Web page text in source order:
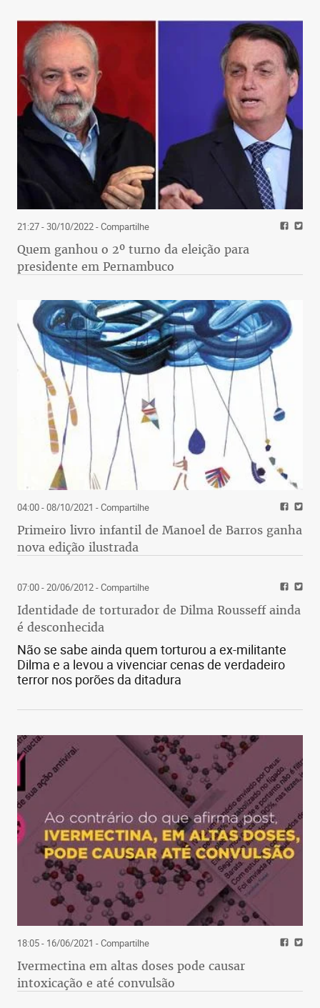
21:27 - 30/10/2022- Compartilhe
Quem ganhou o 2º turno da eleição para
presidente em Pernambuco
04:00 - 08/10/2021 - Compartilhe
Primeiro livro infantil de Manoel de Barros ganha
nova edição ilustrada
07:00 - 20/06/2012- Compartilhe
Identidade de torturador de Dilma Rousseff ainda
é desconhecida
Não se sabe ainda quem torturou a ex-militante
Dilma e a levou a vivenciar cenas de verdadeiro
terror nos porões da ditadura
18:05 - 16/06/2021 - Compartilhe
Ivermectina em altas doses pode causar
intoxicação e até convulsão